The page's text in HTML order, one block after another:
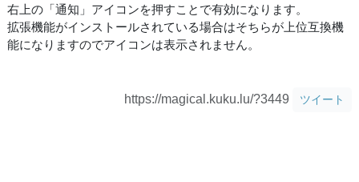
右上の「通知」アイコンを押すことで有効になります。
拡張機能がインストールされている場合はそちらが上位互換機
能になりますのでアイコンは表示されません。
https://magical.kuku.lu/?3449 ツイート